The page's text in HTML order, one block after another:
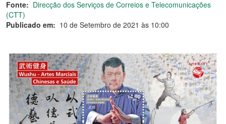
Fonte: Direcção dos Serviços de Correios e Telecomunicações
(CTT)
Publicado em: 10 de Setembro de 2021 às 10:00